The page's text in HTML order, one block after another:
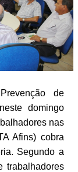
de
domingo
nas
Afins) cobra
Segundo a
trabalhadores